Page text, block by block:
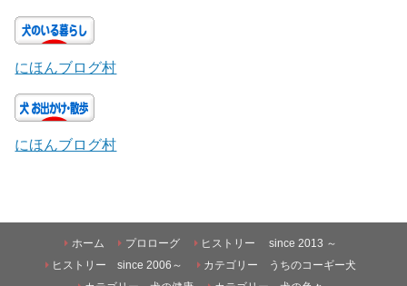
にほんブログ村
にほんブログ村
ホーム プロローグ
ヒストリー since 2013 ～
ヒストリー since 2006～
カテゴリー うちのコーギー犬